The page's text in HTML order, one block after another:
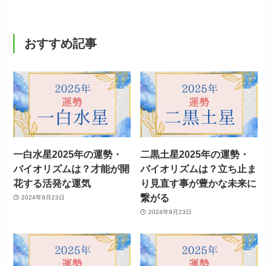
おすすめ記事
一白水星2025年の運勢・
バイオリズムは？才能が開
花する活発な運気
2024年9月23日
二黒土星2025年の運勢・
バイオリズムは？立ち止ま
り見直す事が豊かな未来に
繋がる
2024年9月23日